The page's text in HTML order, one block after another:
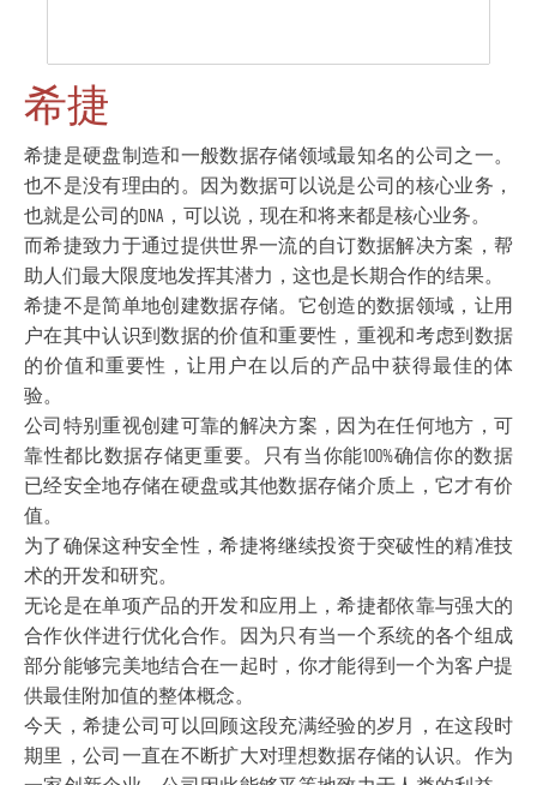
希捷
希捷是硬盘制造和一般数据存储领域最知名的公司之一。
也不是没有理由的。因为数据可以说是公司的核心业务，
也就是公司的DNA，可以说，现在和将来都是核心业务。
而希捷致力于通过提供世界一流的自订数据解决方案，帮
助人们最大限度地发挥其潜力，这也是长期合作的结果。
希捷不是简单地创建数据存储。它创造的数据领域，让用
户在其中认识到数据的价值和重要性，重视和考虑到数据
的价值和重要性，让用户在以后的产品中获得最佳的体
验。
公司特别重视创建可靠的解决方案，因为在任何地方，可
靠性都比数据存储更重要。只有当你能100%确信你的数据
已经安全地存储在硬盘或其他数据存储介质上，它才有价
值。
为了确保这种安全性，希捷将继续投资于突破性的精准技
术的开发和研究。
无论是在单项产品的开发和应用上，希捷都依靠与强大的
合作伙伴进行优化合作。因为只有当一个系统的各个组成
部分能够完美地结合在一起时，你才能得到一个为客户提
供最佳附加值的整体概念。
今天，希捷公司可以回顾这段充满经验的岁月，在这段时
期里，公司一直在不断扩大对理想数据存储的认识。作为